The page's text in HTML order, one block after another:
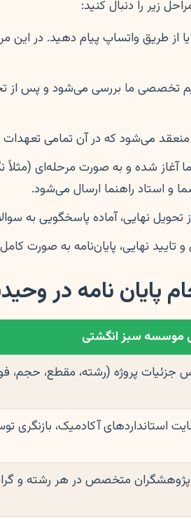
زیر را دنبال کنید:
از طریق واتساپ پیام دهید. در این
تخصصی ما بررسی می‌شود و پس از
منعقد می‌شود که در آن تمامی
شما آغاز شده و به صورت مرحله‌ای
و استاد راهنما ارسال می‌شود.
نهایی، آماده پاسخگویی به
تایید نهایی، پایان‌نامه به صورت
پایان نامه در
موسسه سبز انگشتی
جزئیات پروژه (رشته، مقطع، حجم،
استانداردهای آکادمیک،
پژوهشگران متخصص در هر رشته و